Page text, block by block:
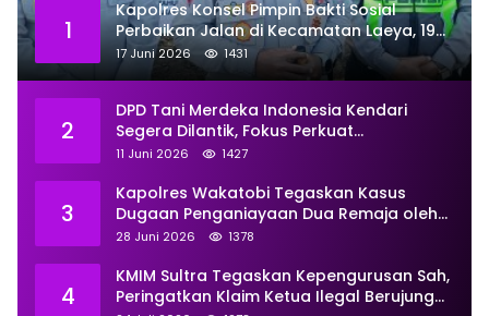
1
Kapolres Konsel Pimpin Bakti Sosial
Perbaikan Jalan di Kecamatan Laeya, 19
Titik Rusak Siap Ditambal
17 Juni 2026 1431
2
DPD Tani Merdeka Indonesia Kendari
Segera Dilantik, Fokus Perkuat
Pemberdayaan
11 Juni 2026 1427
3
Kapolres Wakatobi Tegaskan Kasus
Dugaan Penganiayaan Dua Remaja oleh
Dua Anggota Ditangani Secara
28 Juni 2026 1378
4
KMIM Sultra Tegaskan Kepengurusan Sah,
Peringatkan Klaim Ketua Ilegal Berujung